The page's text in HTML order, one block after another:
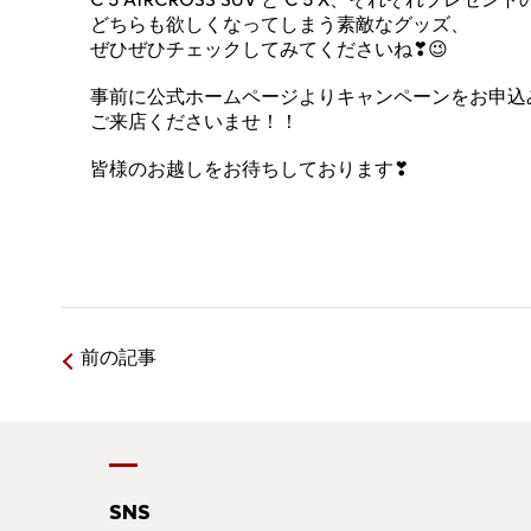
どちらも欲しくなってしまう素敵なグッズ、
ぜひぜひチェックしてみてくださいね❣😉
事前に公式ホームページよりキャンペーンをお申込
ご来店くださいませ！！
皆様のお越しをお待ちしております❣
前の記事
SNS